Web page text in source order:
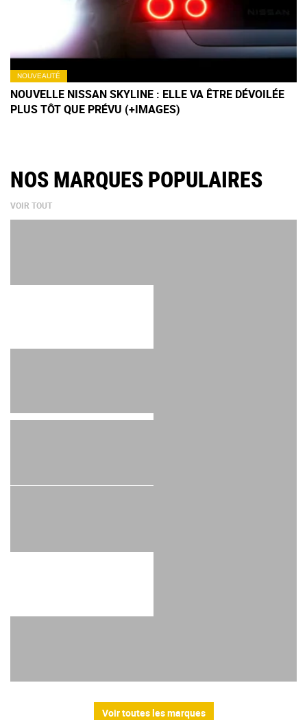
NOUVEAUTÉ
NOUVELLE NISSAN SKYLINE : ELLE VA ÊTRE DÉVOILÉE
PLUS TÔT QUE PRÉVU (+IMAGES)
NOS MARQUES POPULAIRES
VOIR TOUT
Voir toutes les marques